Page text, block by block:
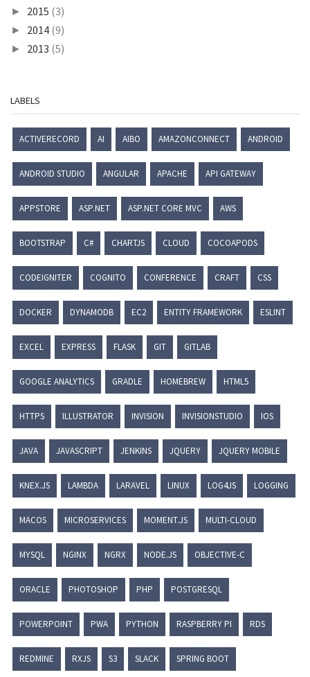
► 2015 (3)
► 2014 (9)
► 2013 (5)
LABELS
ACTIVERECORD AI AIBO AMAZONCONNECT ANDROID
ANDROID STUDIO ANGULAR APACHE API GATEWAY
APPSTORE ASP.NET ASP.NET CORE MVC AWS
BOOTSTRAP C# CHARTJS CLOUD COCOAPODS
CODEIGNITER COGNITO CONFERENCE CRAFT CSS
DOCKER DYNAMODB EC2 ENTITY FRAMEWORK ESLINT
EXCEL EXPRESS FLASK GIT GITLAB
GOOGLE ANALYTICS GRADLE HOMEBREW HTML5
HTTPS ILLUSTRATOR INVISION INVISIONSTUDIO IOS
JAVA JAVASCRIPT JENKINS JQUERY JQUERY MOBILE
KNEX.JS LAMBDA LARAVEL LINUX LOG4JS LOGGING
MACOS MICROSERVICES MOMENT.JS MULTI-CLOUD
MYSQL NGINX NGRX NODE.JS OBJECTIVE-C
ORACLE PHOTOSHOP PHP POSTGRESQL
POWERPOINT PWA PYTHON RASPBERRY PI RDS
REDMINE RXJS S3 SLACK SPRING BOOT